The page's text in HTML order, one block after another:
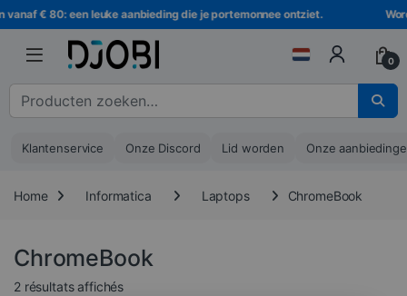
Ga naar navigatie
Ga naar de inhoud
€ 80: een leuke aanbieding die je portemonnee ontziet.
0
Zoeken naar :
Klantenservice Onze Discord Lid worden Onze
Home Informatica Laptops ChromeBook
ChromeBook
2 résultats affichésTrié du plus récent au plus ancien